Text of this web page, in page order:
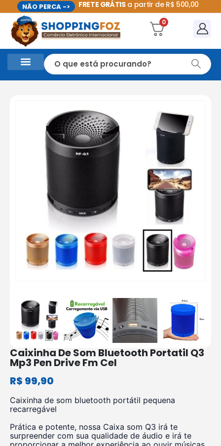
NÃO PERCA -> FRETE GRÁTISa partir de R$ 500,00
0
Caixinha De Som Bluetooth Portatil Q3
Mp3 Pen Drive Fm Cel
R$ 99,90
Caixinha de som bluetooth portátil pequena
recarregável
Prática e potente, nossa Caixa som Q3 irá te
surpreender com sua qualidade de áudio e irá te